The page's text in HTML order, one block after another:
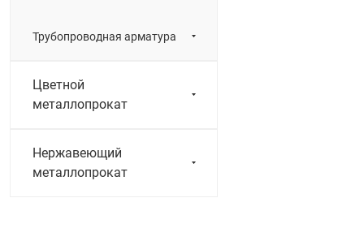
Трубопроводная арматура
Цветной
металлопрокат
Нержавеющий
металлопрокат